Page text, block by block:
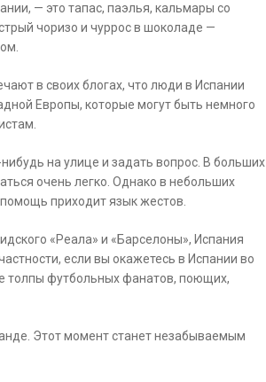
— это тапас, паэлья, кальмары со
чоризо и чуррос в шоколаде —
в своих блогах, что люди в Испании
Европы, которые могут быть немного
на улице и задать вопрос. В больших
очень легко. Однако в небольших
приходит язык жестов.
«Реала» и «Барселоны», Испания
если вы окажетесь в Испании во
толпы футбольных фанатов, поющих,
Этот момент станет незабываемым